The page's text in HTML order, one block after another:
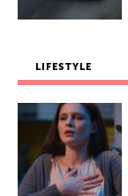
LIFESTYLE